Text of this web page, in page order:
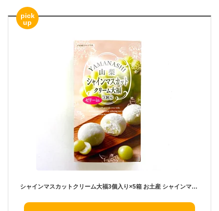
pick
up
シャインマスカットクリーム大福3個入り×5箱 お土産 シャインマスカットクリーム大福 やまなし おみやげ シャインマスカット ぶどう ブドウ ゼリー まんじゅう お菓子 ワイエムカンパニー【冷凍】